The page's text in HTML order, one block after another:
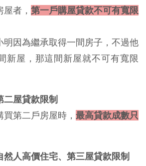
者， 第一戶購屋貸款不可有寬限
明因為繼承取得一間房子，不過他
新屋，那這間新屋就不可有寬限
二屋貸款限制
第二戶房屋時， 最高貸款成數只
然人高價住宅、第三屋貸款限制